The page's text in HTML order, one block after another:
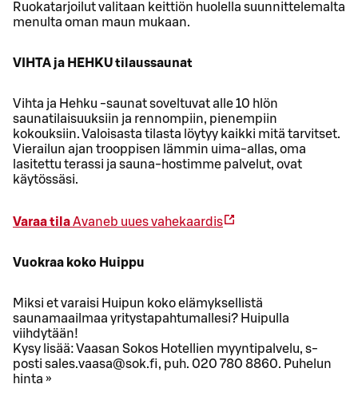
Ruokatarjoilut valitaan keittiön huolella suunnittelemalta
menulta oman maun mukaan.
VIHTA ja HEHKU tilaussaunat
Vihta ja Hehku -saunat soveltuvat alle 10 hlön
saunatilaisuuksiin ja rennompiin, pienempiin
kokouksiin. Valoisasta tilasta löytyy kaikki mitä tarvitset.
Vierailun ajan trooppisen lämmin uima-allas, oma
lasitettu terassi ja sauna-hostimme palvelut, ovat
käytössäsi.
Varaa tilaAvaneb uues vahekaardis
Vuokraa koko Huippu
Miksi et varaisi Huipun koko elämyksellistä
saunamaailmaa yritystapahtumallesi? Huipulla
viihdytään!
Kysy lisää: Vaasan Sokos Hotellien myyntipalvelu, s-
posti sales.vaasa@sok.fi, puh. 020 780 8860. Puhelun
hinta »